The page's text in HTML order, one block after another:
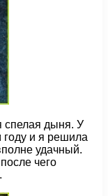
спелая дыня. У
и я решила
удачный.
чего